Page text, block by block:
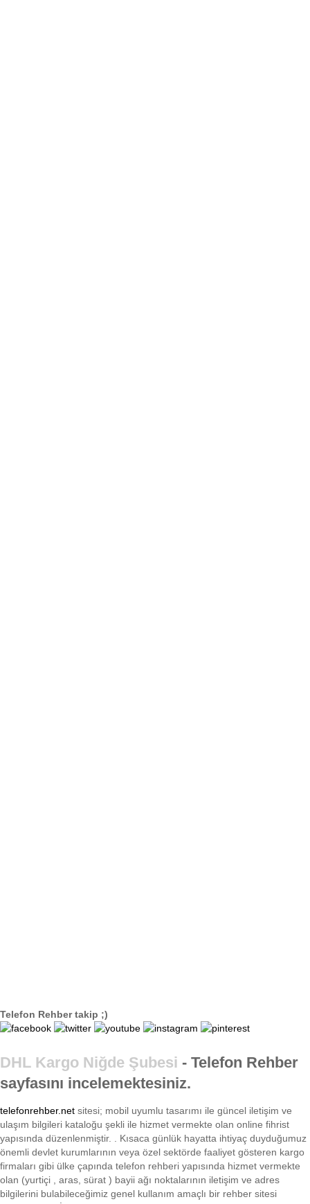
Telefon Rehber takip ;)
DHL Kargo Niğde Şubesi - Telefon Rehber
sayfasını incelemektesiniz.
telefonrehber.net sitesi; mobil uyumlu tasarımı ile güncel iletişim ve
ulaşım bilgileri kataloğu şekli ile hizmet vermekte olan online fihrist
yapısında düzenlenmiştir. . Kısaca günlük hayatta ihtiyaç duyduğumuz
önemli devlet kurumlarının veya özel sektörde faaliyet gösteren kargo
firmaları gibi ülke çapında telefon rehberi yapısında hizmet vermekte
olan (yurtiçi , aras, sürat ) bayii ağı noktalarının iletişim ve adres
bilgilerini bulabileceğimiz genel kullanım amaçlı bir rehber sitesi